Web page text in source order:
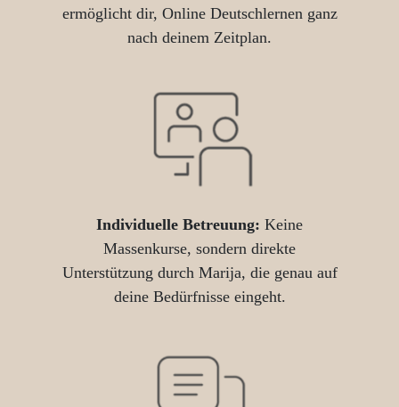
ermöglicht dir, Online Deutschlernen ganz
nach deinem Zeitplan.
Individuelle Betreuung: Keine
Massenkurse, sondern direkte
Unterstützung durch Marija, die genau auf
deine Bedürfnisse eingeht.